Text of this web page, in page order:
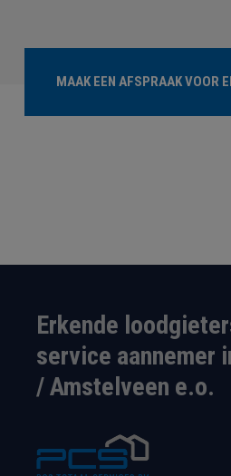
MAAK EEN AFSPRAAK VOOR
Erkende
service aannemer
/ Amstelveen e.o.